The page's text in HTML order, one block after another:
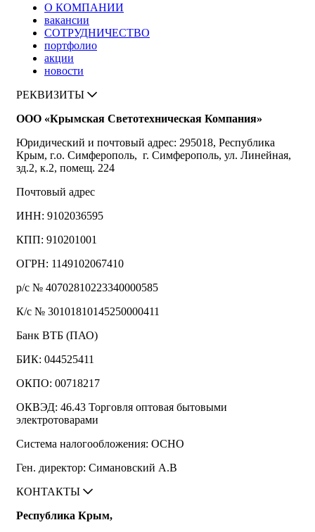
О КОМПАНИИ
вакансии
СОТРУДНИЧЕСТВО
портфолио
акции
новости
РЕКВИЗИТЫ
ООО «Крымская Светотехническая Компания»
Юридический и почтовый адрес: 295018, Республика
Крым, г.о. Симферополь, г. Симферополь, ул. Линейная,
зд.2, к.2, помещ. 224
Почтовый адрес
ИНН: 9102036595
КПП: 910201001
ОГРН: 1149102067410
р/с № 40702810223340000585
К/с № 30101810145250000411
Банк ВТБ (ПАО)
БИК: 044525411
ОКПО: 00718217
ОКВЭД: 46.43 Торговля оптовая бытовыми
электротоварами
Система налогообложения: ОСНО
Ген. директор: Симановский А.В
КОНТАКТЫ
Республика Крым,